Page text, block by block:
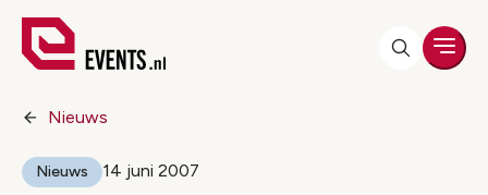
Nieuws
Nieuws 14 juni 2007